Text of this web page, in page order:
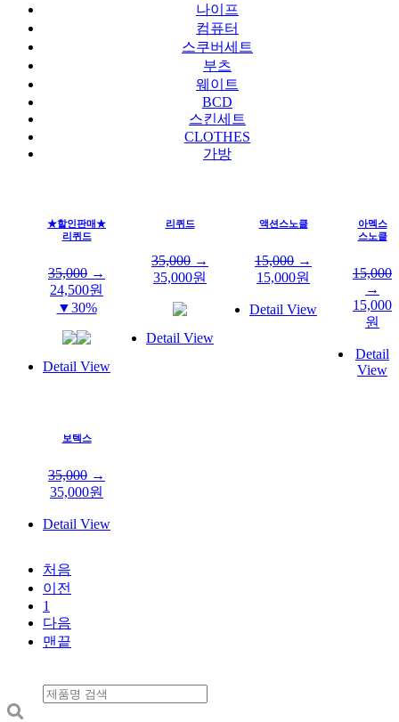
나이프
컴퓨터
스쿠버세트
부츠
웨이트
BCD
스킨세트
CLOTHES
가방
★할인판매★
리퀴드
35,000 →
24,500원
▼30%
Detail View
리퀴드
35,000 →
35,000원
Detail View
액션스노클
15,000 →
15,000원
Detail View
아멕스
스노클
15,000
→
15,000
원
Detail
View
보텍스
35,000 →
35,000원
Detail View
처음
이전
1
다음
맨끝